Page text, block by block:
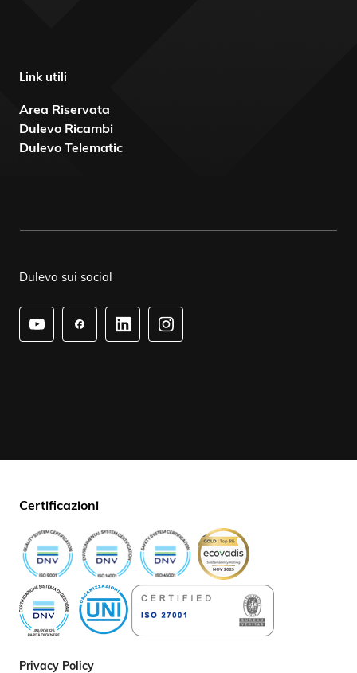
Link utili
Area Riservata
Dulevo Ricambi
Dulevo Telematic
Dulevo sui social
Certificazioni
Privacy Policy